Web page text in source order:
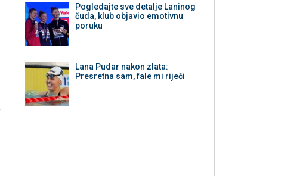
Pogledajte sve detalje Laninog
čuda, klub objavio emotivnu
poruku
Lana Pudar nakon zlata:
Presretna sam, fale mi riječi